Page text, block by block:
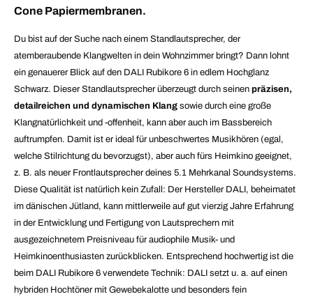
Cone Papiermembranen.
Du bist auf der Suche nach einem Standlautsprecher, der
atemberaubende Klangwelten in dein Wohnzimmer bringt? Dann lohnt
ein genauerer Blick auf den DALI Rubikore 6 in edlem Hochglanz
Schwarz. Dieser Standlautsprecher überzeugt durch seinen präzisen,
detailreichen und dynamischen Klang sowie durch eine große
Klangnatürlichkeit und -offenheit, kann aber auch im Bassbereich
auftrumpfen. Damit ist er ideal für unbeschwertes Musikhören (egal,
welche Stilrichtung du bevorzugst), aber auch fürs Heimkino geeignet,
z. B. als neuer Frontlautsprecher deines 5.1 Mehrkanal Soundsystems.
Diese Qualität ist natürlich kein Zufall: Der Hersteller DALI, beheimatet
im dänischen Jütland, kann mittlerweile auf gut vierzig Jahre Erfahrung
in der Entwicklung und Fertigung von Lautsprechern mit
ausgezeichnetem Preisniveau für audiophile Musik- und
Heimkinoenthusiasten zurückblicken. Entsprechend hochwertig ist die
beim DALI Rubikore 6 verwendete Technik: DALI setzt u. a. auf einen
hybriden Hochtöner mit Gewebekalotte und besonders fein